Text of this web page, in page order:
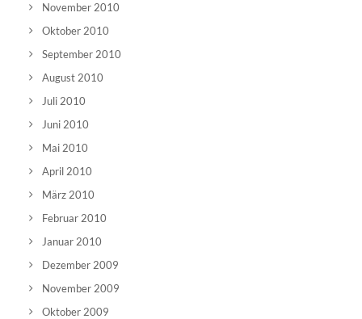
November 2010
Oktober 2010
September 2010
August 2010
Juli 2010
Juni 2010
Mai 2010
April 2010
März 2010
Februar 2010
Januar 2010
Dezember 2009
November 2009
Oktober 2009